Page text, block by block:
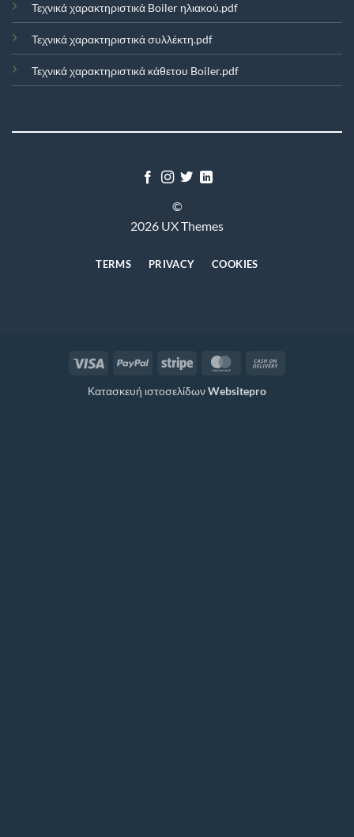
Τεχνικά χαρακτηριστικά Boiler ηλιακού.pdf
Τεχνικά χαρακτηριστικά συλλέκτη.pdf
Τεχνικά χαρακτηριστικά κάθετου Boiler.pdf
©
2026 UX Themes
TERMS PRIVACY COOKIES
Visa PayPal Stripe MasterCard
Κατασκευή ιστοσελίδωνWebsitepro